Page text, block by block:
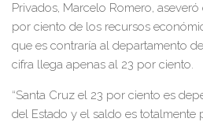
Privados, Marcelo Romero,
por ciento de los recursos
que es contraría al departamento
cifra llega apenas al 23 por ciento.
“Santa Cruz el 23 por ciento es
del Estado y el saldo es totalmente